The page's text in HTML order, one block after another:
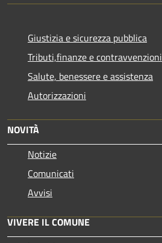
Giustizia e sicurezza pubblica
Tributi,finanze e contravvenzioni
Salute, benessere e assistenza
Autorizzazioni
NOVITÀ
Notizie
Comunicati
Avvisi
VIVERE IL COMUNE